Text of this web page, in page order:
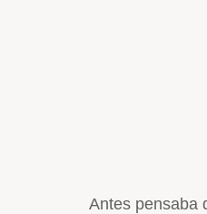
Antes pensaba